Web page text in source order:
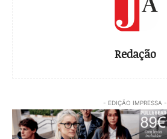
Redação
- EDIÇÃO IMPRESSA -